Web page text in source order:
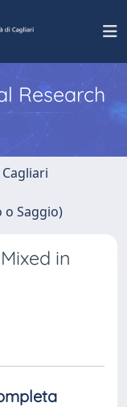
Research
o Saggio)
in